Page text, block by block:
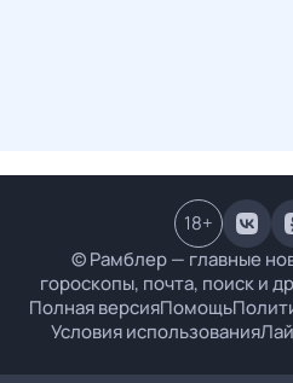
© Рамблер — главные
гороскопы, почта, поиск и
Полная версияПомощь
Условия использования
18+